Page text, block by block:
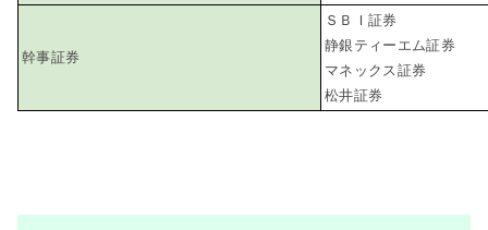
幹事証券
ＳＢＩ証券
静銀ティーエム証券
マネックス証券
松井証券